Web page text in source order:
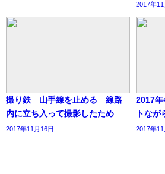
2017年11
撮り鉄 山手線を止める 線路
内に立ち入って撮影したため
2017年11月16日
2017
トなが
2017年11